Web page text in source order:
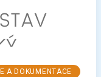
A DOKUMENTACE